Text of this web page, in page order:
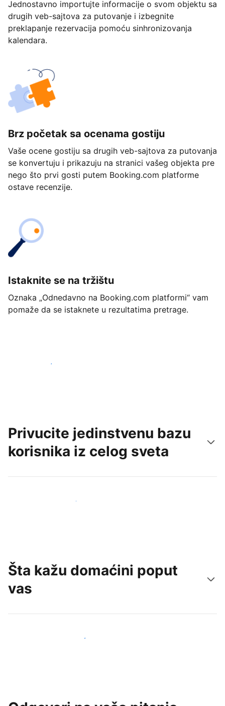
Jednostavno importujte informacije o svom objektu sa
drugih veb-sajtova za putovanje i izbegnite
preklapanje rezervacija pomoću sinhronizovanja
kalendara.
Brz početak sa ocenama gostiju
Vaše ocene gostiju sa drugih veb-sajtova za putovanja
se konvertuju i prikazuju na stranici vašeg objekta pre
nego što prvi gosti putem Booking.com platforme
ostave recenzije.
Istaknite se na tržištu
Oznaka „Odnedavno na Booking.com platformi“ vam
pomaže da se istaknete u rezultatima pretrage.
Počnite već danas
Privucite jedinstvenu bazu
korisnika iz celog sveta
Privucite nove goste već danas
Šta kažu domaćini poput
vas
Pridružite se domaćinima poput vas